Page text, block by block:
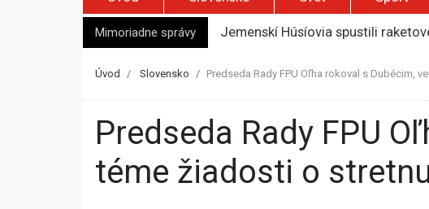
Mimoriadne správy
Jemenskí Húsíovia spustili
Irán pohrozil susedom, že
Úvod Slovensko Predseda Rady FPU Oľha rokoval s Dubécim,
Predseda Rady FPU Oľha rokoval s Dubécim, venovali sa aj
téme žiadosti o